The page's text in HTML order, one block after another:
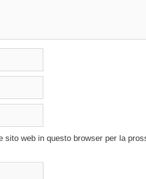
sito web in questo browser per la